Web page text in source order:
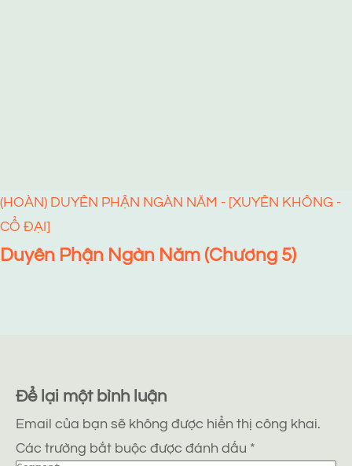
(HOÀN) DUYÊN PHẬN NGÀN NĂM - [XUYÊN KHÔNG -
CỔ ĐẠI]
Duyên Phận Ngàn Năm (Chương 5)
Để lại một bình luận
Email của bạn sẽ không được hiển thị công khai.
Các trường bắt buộc được đánh dấu *